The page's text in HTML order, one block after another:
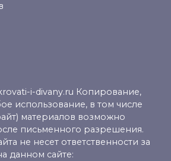
i-divany.ru Копирование,
использование, в том числе
материалов возможно
письменного разрешения.
не несет ответственности за
данном сайте: